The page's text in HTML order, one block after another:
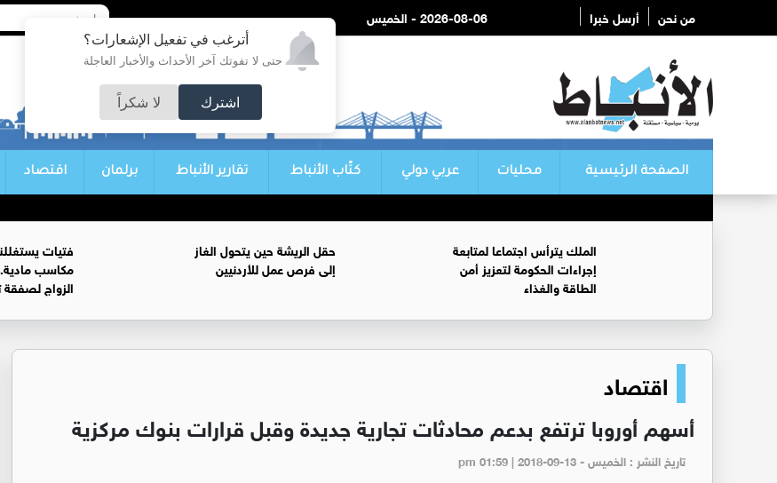
أترغب في تفعيل الإشعارات؟
حتى لا تفوتك آخر الأحداث والأخبار العاجلة
اشترك لا شكراً
من نحن أرسل خبرا 2026-08-06 - الخميس
الصفحة الرئيسية محليات عربي دولي كتّاب الأنباط تقارير الأنباط برلمان اقتصاد
الملك يترأس اجتماعا لمتابعة
إجراءات الحكومة لتعزيز أمن
الطاقة والغذاء
حقل الريشة حين يتحول الغاز
إلى فرص عمل للأردنيين
فتيات
مكاسب
الزواج لصفقة
اقتصاد
أسهم أوروبا ترتفع بدعم محادثات تجارية جديدة وقبل قرارات بنوك مركزية
تاريخ النشر : الخميس - pm 01:59 | 2018-09-13